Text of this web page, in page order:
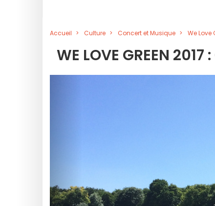
Accueil Culture Concert et Musique We Love
WE LOVE GREEN 2017